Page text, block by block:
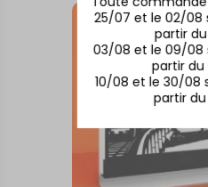
25/07 et le 02/08
partir
03/08 et le 09/08
partir
10/08 et le 30/08
partir